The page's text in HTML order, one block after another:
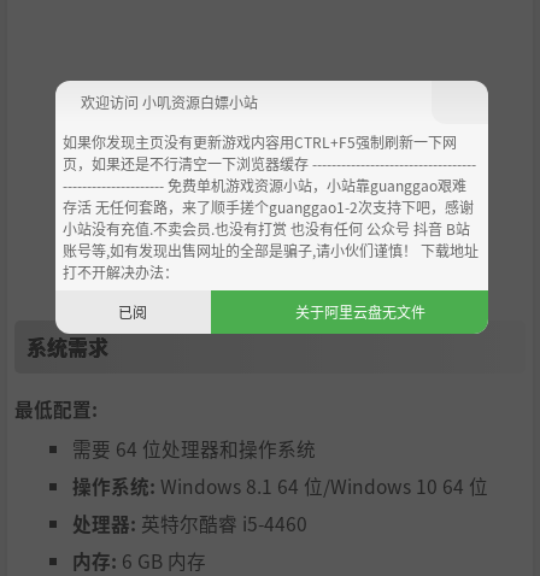
系统需求
最低配置:
需要 64 位处理器和操作系统
操作系统: Windows 8.1 64 位/Windows 10 64 位
处理器: 英特尔酷睿 i5-4460
内存: 6 GB 内存
欢迎访问 小叽资源白嫖小站
如果你发现主页没有更新游戏内容用CTRL+F5强制刷新一下网
页，如果还是不行清空一下浏览器缓存 ----------------------------------
--------------------- 免费单机游戏资源小站，小站靠guanggao艰难
存活 无任何套路，来了顺手搓个guanggao1-2次支持下吧，感谢
小站没有充值.不卖会员.也没有打赏 也没有任何 公众号 抖音 B站
账号等,如有发现出售网址的全部是骗子,请小伙们谨慎！ 下载地址
打不开解决办法：
已阅
关于阿里云盘无文件